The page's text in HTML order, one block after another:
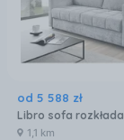
od 5 588 zł
1,1 km